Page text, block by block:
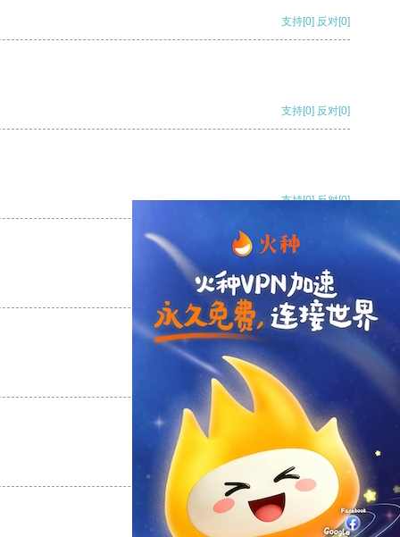
支持[0] 反对[0]
支持[0] 反对[0]
支持[0] 反对[0]
支持[0] 反对
支持
支持 反对 [0]